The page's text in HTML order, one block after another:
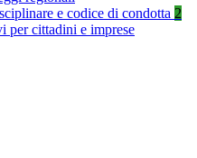
e codice di condotta 2
per cittadini e imprese